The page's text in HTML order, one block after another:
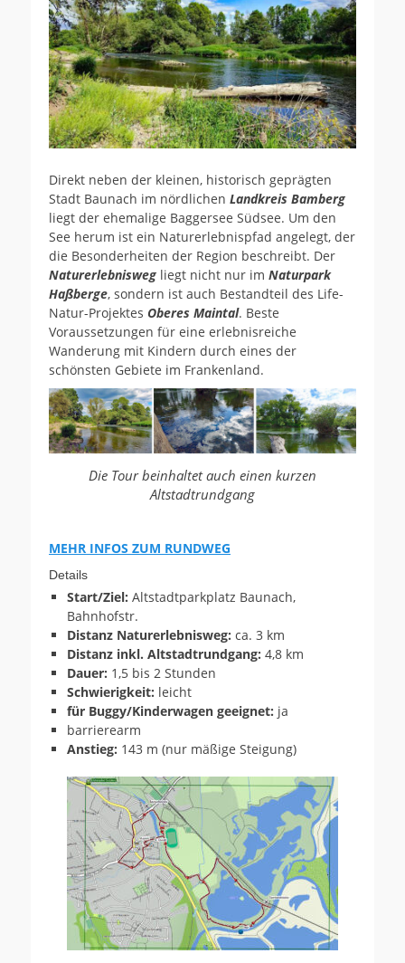
Direkt neben der kleinen, historisch geprägten
Stadt Baunach im nördlichen Landkreis Bamberg
liegt der ehemalige Baggersee Südsee. Um den
See herum ist ein Naturerlebnispfad angelegt, der
die Besonderheiten der Region beschreibt. Der
Naturerlebnisweg liegt nicht nur im Naturpark
Haßberge, sondern ist auch Bestandteil des Life-
Natur-Projektes Oberes Maintal. Beste
Voraussetzungen für eine erlebnisreiche
Wanderung mit Kindern durch eines der
schönsten Gebiete im Frankenland.
Die Tour beinhaltet auch einen kurzen
Altstadtrundgang
MEHR INFOS ZUM RUNDWEG
Details
Start/Ziel: Altstadtparkplatz Baunach,
Bahnhofstr.
Distanz Naturerlebnisweg: ca. 3 km
Distanz inkl. Altstadtrundgang: 4,8 km
Dauer: 1,5 bis 2 Stunden
Schwierigkeit: leicht
für Buggy/Kinderwagen geeignet: ja
barrierearm
Anstieg: 143 m (nur mäßige Steigung)